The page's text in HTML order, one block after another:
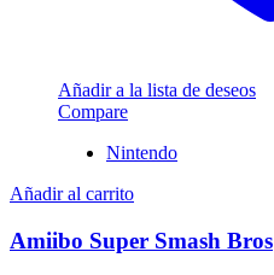
Añadir a la lista de deseos
Compare
Nintendo
Añadir al carrito
Amiibo Super Smash Bros